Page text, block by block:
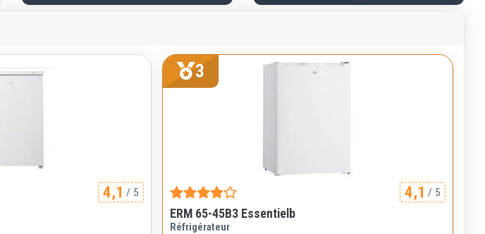
4,1 / 5
3
4,1 / 5
ERM 65-45B3 Essentielb
Réfrigérateur